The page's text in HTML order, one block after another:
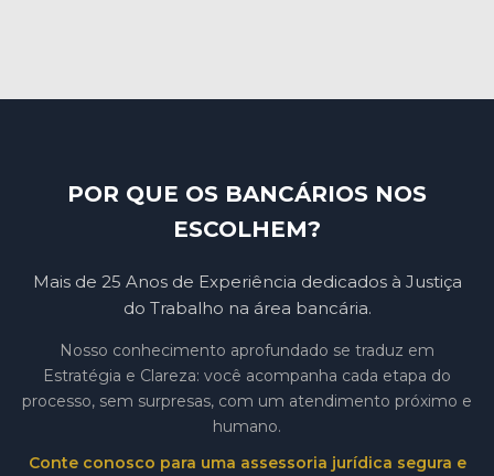
POR QUE OS BANCÁRIOS NOS
ESCOLHEM?
Mais de 25 Anos de Experiência dedicados à Justiça
do Trabalho na área bancária.
Nosso conhecimento aprofundado se traduz em
Estratégia e Clareza: você acompanha cada etapa do
processo, sem surpresas, com um atendimento próximo e
humano.
Conte conosco para uma assessoria jurídica segura e